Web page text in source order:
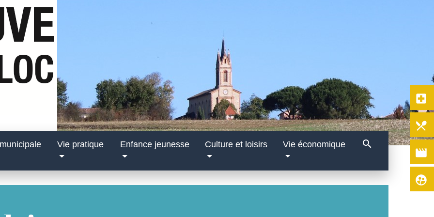
Vie pratique Enfance jeunesse Culture et loisirs Vie économique search
local_hospital
local_dining
movie
supervised_user_circle